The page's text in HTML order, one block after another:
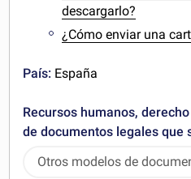
descargarlo?
¿Cómo enviar una
País: España
Recursos humanos,
de documentos legales que
Otros modelos de